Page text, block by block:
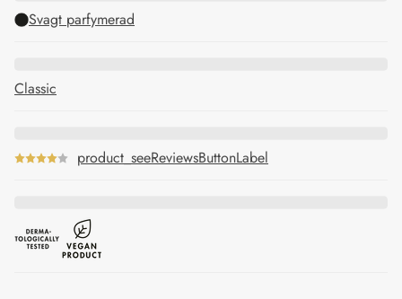
Svagt parfymerad
Classic
product_seeReviewsButtonLabel